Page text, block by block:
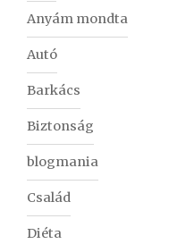
Anyám mondta
Autó
Barkács
Biztonság
blogmania
Család
Diéta